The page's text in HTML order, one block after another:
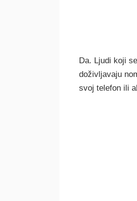
Da. Ljudi koji
doživljavaju
svoj telefon ili